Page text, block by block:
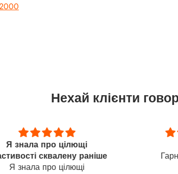
Нехай клієнти
цілющі
раніше
цілющі
Гарний